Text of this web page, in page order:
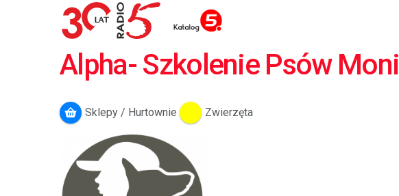
Alpha- Szkolenie Psów
Sklepy / Hurtownie Zwierzęta